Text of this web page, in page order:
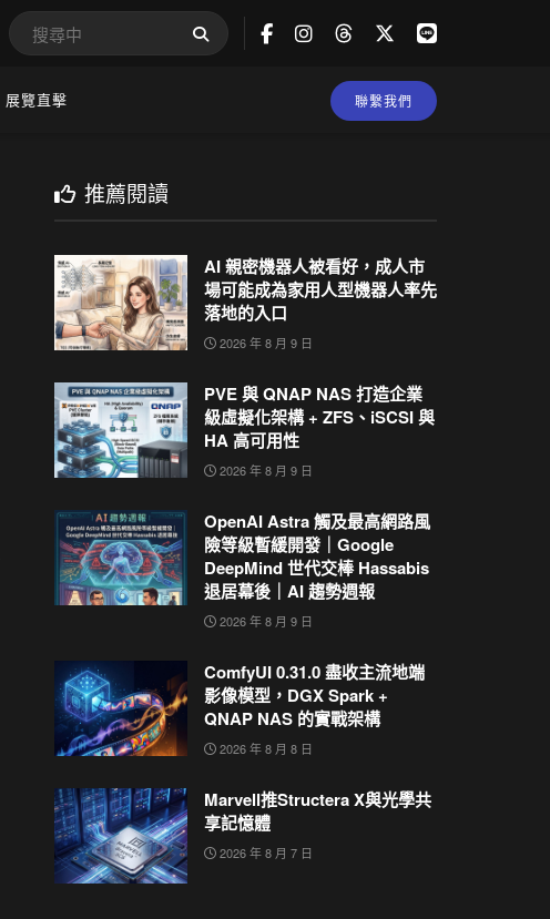
展覽直擊 聯繫我們
推薦閱讀
AI 親密機器人被看好，成人市
場可能成為家用人型機器人率先
落地的入口
2026 年 8 月 9 日
PVE 與 QNAP NAS 打造企業
級虛擬化架構 + ZFS、iSCSI 與
HA 高可用性
2026 年 8 月 9 日
OpenAI Astra 觸及最高網路風
險等級暫緩開發｜Google
DeepMind 世代交棒 Hassabis
退居幕後｜AI 趨勢週報
2026 年 8 月 9 日
ComfyUI 0.31.0 盡收主流地端
影像模型，DGX Spark +
QNAP NAS 的實戰架構
2026 年 8 月 8 日
Marvell推Structera X與光學共
享記憶體
2026 年 8 月 7 日